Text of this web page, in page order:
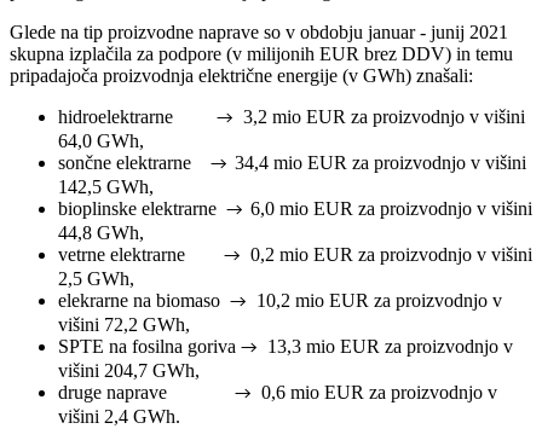
Glede na tip proizvodne naprave so v obdobju januar - junij 2021
skupna izplačila za podpore (v milijonih EUR brez DDV) in temu
pripadajoča proizvodnja električne energije (v GWh) znašali:
hidroelektrarne → 3,2 mio EUR za proizvodnjo v višini
64,0 GWh,
sončne elektrarne → 34,4 mio EUR za proizvodnjo v višini
142,5 GWh,
bioplinske elektrarne → 6,0 mio EUR za proizvodnjo v višini
44,8 GWh,
vetrne elektrarne → 0,2 mio EUR za proizvodnjo v višini
2,5 GWh,
elekrarne na biomaso →
10,2 mio EUR za proizvodnjo v
višini 72,2 GWh,
SPTE na fosilna goriva →
13,3 mio EUR za proizvodnjo v
višini 204,7 GWh,
druge naprave → 0,6 mio EUR za proizvodnjo v
višini 2,4 GWh.